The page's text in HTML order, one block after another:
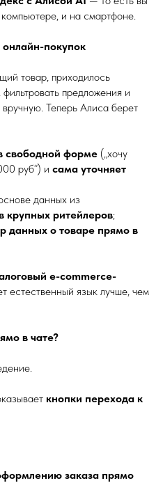
и на смартфоне.
покупок
товар, приходилось
предложения и
вручную. Теперь Алиса берет
свободной форме („хочу
руб“) и сама уточняет
данных из
крупных ритейлеров;
данных о товаре прямо в
e-commerce-
естественный язык лучше, чем
в чате?
кнопки перехода к
заказа прямо